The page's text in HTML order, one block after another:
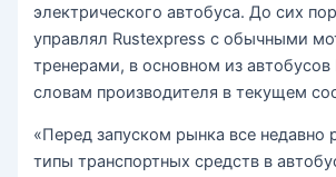
электрического автобуса. До сих
управлял Rustexpress с обычными
тренерами, в основном из автобусов
словам производителя в текущем
«Перед запуском рынка все недавно
типы транспортных средств в